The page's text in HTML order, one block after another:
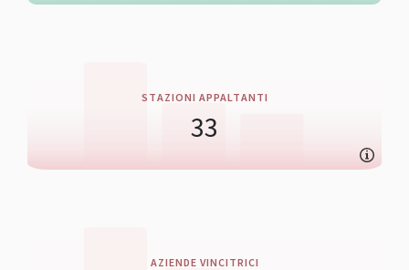
STAZIONI APPALTANTI
33
AZIENDE VINCITRICI